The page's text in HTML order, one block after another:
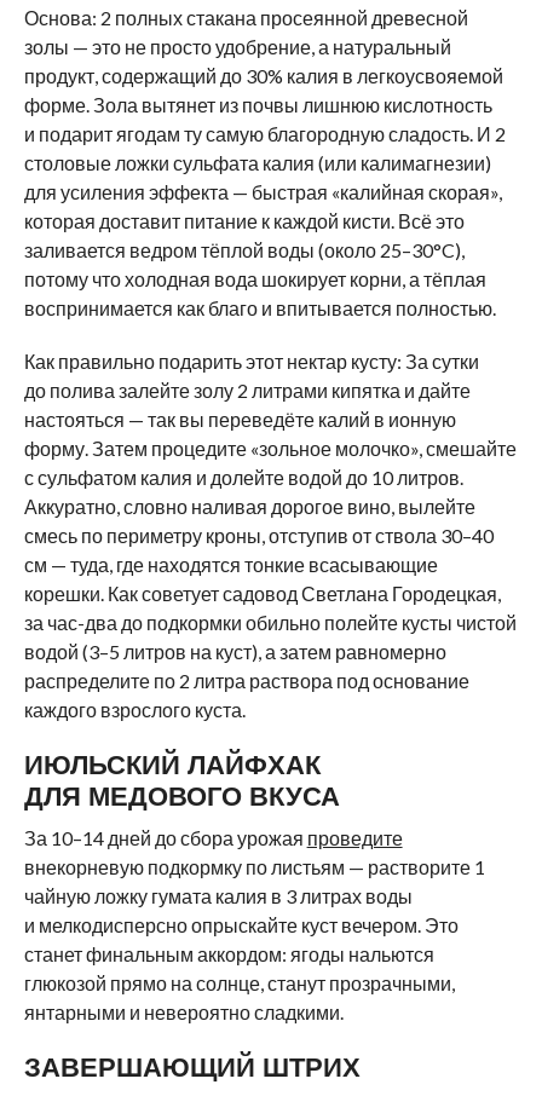
Основа: 2 полных стакана просеянной древесной
золы — это не просто удобрение, а натуральный
продукт, содержащий до 30% калия в легкоусвояемой
форме. Зола вытянет из почвы лишнюю кислотность
и подарит ягодам ту самую благородную сладость. И 2
столовые ложки сульфата калия (или калимагнезии)
для усиления эффекта — быстрая «калийная скорая»,
которая доставит питание к каждой кисти. Всё это
заливается ведром тёплой воды (около 25–30°C),
потому что холодная вода шокирует корни, а тёплая
воспринимается как благо и впитывается полностью.
Как правильно подарить этот нектар кусту: За сутки
до полива залейте золу 2 литрами кипятка и дайте
настояться — так вы переведёте калий в ионную
форму. Затем процедите «зольное молочко», смешайте
с сульфатом калия и долейте водой до 10 литров.
Аккуратно, словно наливая дорогое вино, вылейте
смесь по периметру кроны, отступив от ствола 30–40
см — туда, где находятся тонкие всасывающие
корешки. Как советует садовод Светлана Городецкая,
за час-два до подкормки обильно полейте кусты чистой
водой (3–5 литров на куст), а затем равномерно
распределите по 2 литра раствора под основание
каждого взрослого куста.
ИЮЛЬСКИЙ ЛАЙФХАК
ДЛЯ МЕДОВОГО ВКУСА
За 10–14 дней до сбора урожая проведите
внекорневую подкормку по листьям — растворите 1
чайную ложку гумата калия в 3 литрах воды
и мелкодисперсно опрыскайте куст вечером. Это
станет финальным аккордом: ягоды нальются
глюкозой прямо на солнце, станут прозрачными,
янтарными и невероятно сладкими.
ЗАВЕРШАЮЩИЙ ШТРИХ